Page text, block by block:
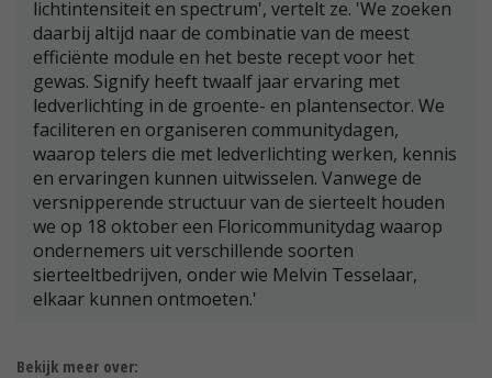
lichtintensiteit en spectrum', vertelt ze. 'We zoeken
daarbij altijd naar de combinatie van de meest
efficiënte module en het beste recept voor het
gewas. Signify heeft twaalf jaar ervaring met
ledverlichting in de groente- en plantensector. We
faciliteren en organiseren communitydagen,
waarop telers die met ledverlichting werken, kennis
en ervaringen kunnen uitwisselen. Vanwege de
versnipperende structuur van de sierteelt houden
we op 18 oktober een Floricommunitydag waarop
ondernemers uit verschillende soorten
sierteeltbedrijven, onder wie Melvin Tesselaar,
elkaar kunnen ontmoeten.'
Bekijk meer over: